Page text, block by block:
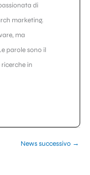
di
marketing.
ma
parole sono il
in
News successivo →